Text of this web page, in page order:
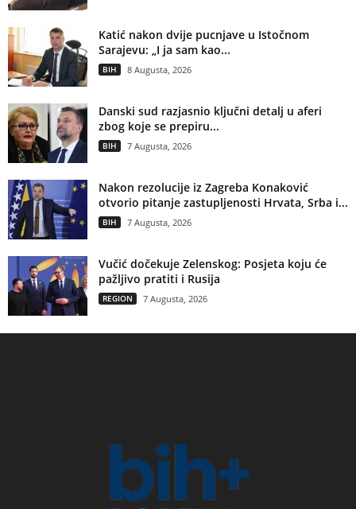
Katić nakon dvije pucnjave u Istočnom
Sarajevu: „I ja sam kao...
BIH 8 Augusta, 2026
Danski sud razjasnio ključni detalj u aferi
zbog koje se prepiru...
BIH 7 Augusta, 2026
Nakon rezolucije iz Zagreba Konaković
otvorio pitanje zastupljenosti Hrvata, Srba i...
BIH 7 Augusta, 2026
Vučić dočekuje Zelenskog: Posjeta koju će
pažljivo pratiti i Rusija
REGION 7 Augusta, 2026